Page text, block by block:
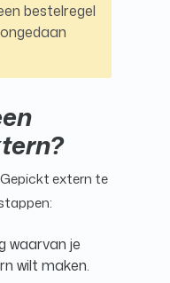
bestelregel
extern te
waarvan je
wilt maken.